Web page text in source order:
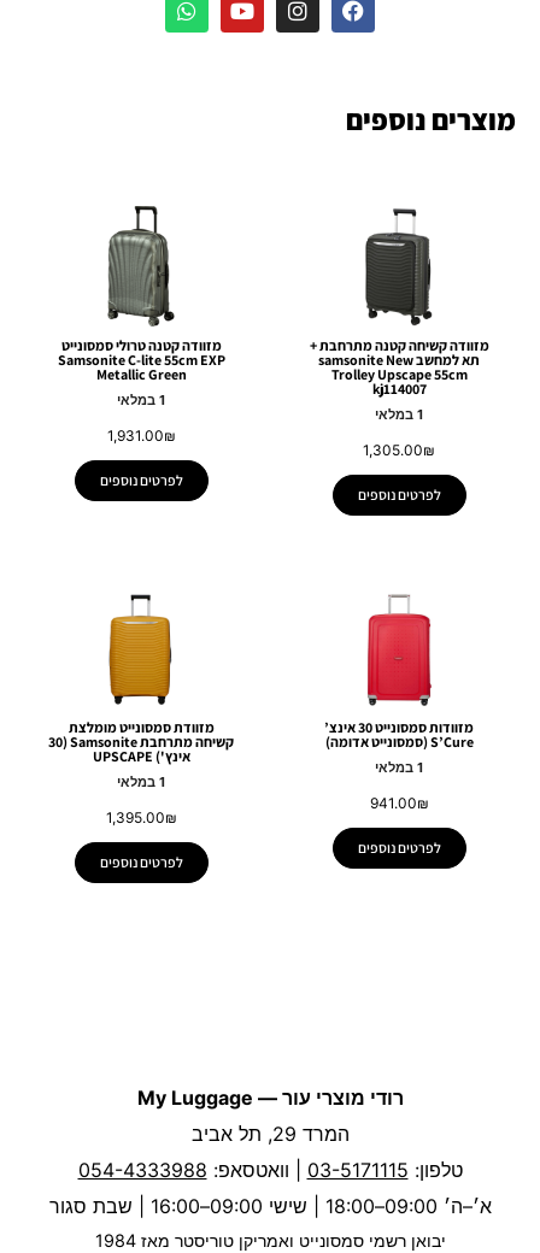
מוצרים נוספים
מזוודה קשיחה קטנה מתרחבת +
תא למחשב samsonite New
Trolley Upscape 55cm
kj114007
1 במלאי
1,305.00₪
לפרטים נוספים
מזוודה קטנה טרולי סמסונייט
Samsonite C-lite 55cm EXP
Metallic Green
1 במלאי
1,931.00₪
לפרטים נוספים
מזוודות סמסונייט 30 אינצ’
S’Cure (סמסונייט אדומה)
1 במלאי
941.00₪
לפרטים נוספים
מזוודת סמסונייט מומלצת
קשיחה מתרחבת Samsonite (30
אינץ') UPSCAPE
1 במלאי
1,395.00₪
לפרטים נוספים
רודי מוצרי עור — My Luggage
המרד 29, תל אביב
טלפון: 03-5171115 | וואטסאפ: 054-4333988
א׳–ה׳ 09:00–18:00 | שישי 09:00–16:00 | שבת סגור
יבואן רשמי סמסונייט ואמריקן טוריסטר מאז 1984